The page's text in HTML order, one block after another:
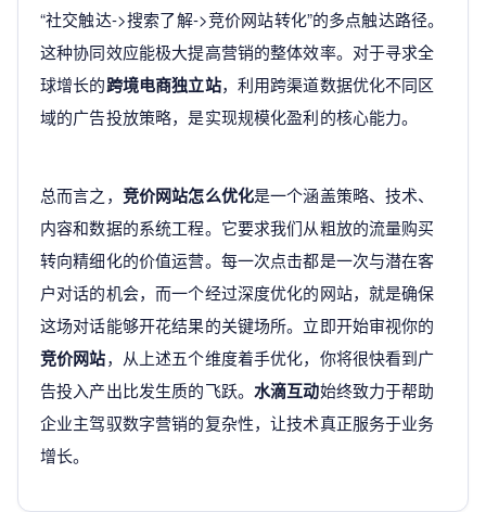
“社交触达->搜索了解->竞价网站转化”的多点触达路径。
这种协同效应能极大提高营销的整体效率。对于寻求全
球增长的跨境电商独立站，利用跨渠道数据优化不同区
域的广告投放策略，是实现规模化盈利的核心能力。
总而言之， 竞价网站怎么优化是一个涵盖策略、技术、
内容和数据的系统工程。它要求我们从粗放的流量购买
转向精细化的价值运营。每一次点击都是一次与潜在客
户对话的机会，而一个经过深度优化的网站，就是确保
这场对话能够开花结果的关键场所。立即开始审视你的
竞价网站，从上述五个维度着手优化，你将很快看到广
告投入产出比发生质的飞跃。 水滴互动始终致力于帮助
企业主驾驭数字营销的复杂性，让技术真正服务于业务
增长。